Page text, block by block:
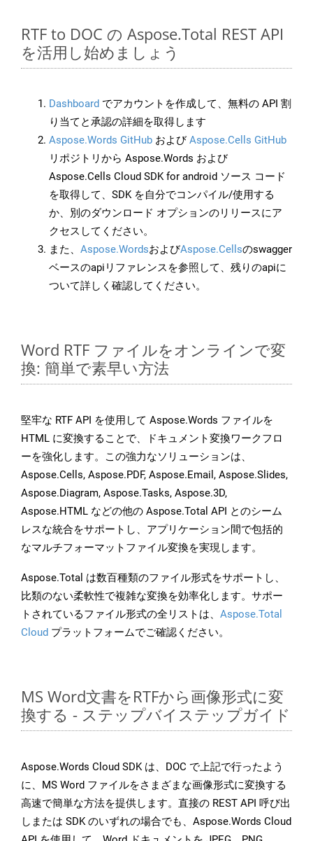
RTF to DOC の Aspose.Total REST API
を活用し始めましょう
Dashboard でアカウントを作成して、無料の API 割
り当てと承認の詳細を取得します
Aspose.Words GitHub およびAspose.Cells GitHub
リポジトリから Aspose.Words および
Aspose.Cells Cloud SDK for android ソース コード
を取得して、SDK を自分でコンパイル/使用する
か、別のダウンロード オプションのリリースにア
クセスしてください。
また、 Aspose.WordsおよびAspose.Cellsのswagger
ベースのapiリファレンスを参照して、残りのapiに
ついて詳しく確認してください。
Word RTF ファイルをオンラインで変
換: 簡単で素早い方法
堅牢な RTF API を使用して Aspose.Words ファイルを
HTML に変換することで、ドキュメント変換ワークフロ
ーを強化します。この強力なソリューションは、
Aspose.Cells, Aspose.PDF, Aspose.Email, Aspose.Slides,
Aspose.Diagram, Aspose.Tasks, Aspose.3D,
Aspose.HTML などの他の Aspose.Total API とのシーム
レスな統合をサポートし、アプリケーション間で包括的
なマルチフォーマットファイル変換を実現します。
Aspose.Total は数百種類のファイル形式をサポートし、
比類のない柔軟性で複雑な変換を効率化します。サポー
トされているファイル形式の全リストは、 Aspose.Total
Cloud プラットフォームでご確認ください。
MS Word文書をRTFから画像形式に変
換する - ステップバイステップガイド
Aspose.Words Cloud SDK は、DOC で上記で行ったよう
に、MS Word ファイルをさまざまな画像形式に変換する
高速で簡単な方法を提供します。直接の REST API 呼び出
しまたは SDK のいずれの場合でも、Aspose.Words Cloud